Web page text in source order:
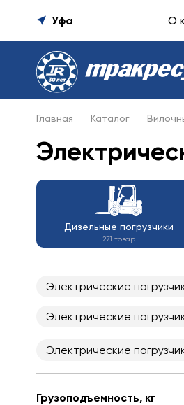
Уфа О
Главная Каталог
Дизельные погрузчики
271 товар
Электрические
Электрические
Электрические
Грузоподъемность, кг